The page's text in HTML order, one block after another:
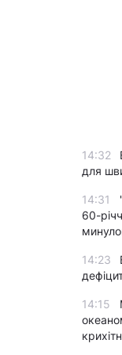
14:32
для
14:31
60-
14:23
14:15